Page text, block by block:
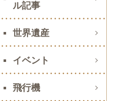
ル記事
世界遺産
イベント
飛行機